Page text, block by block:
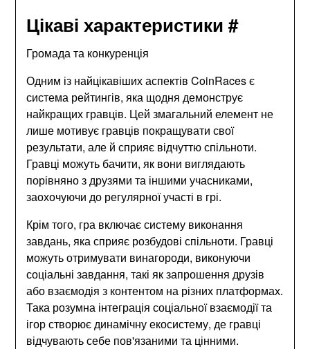
Цікаві характеристики #
Громада та конкуренція
Одним із найцікавіших аспектів CoinRaces є
система рейтингів, яка щодня демонструє
найкращих гравців. Цей змагальний елемент не
лише мотивує гравців покращувати свої
результати, але й сприяє відчуттю спільноти.
Гравці можуть бачити, як вони виглядають
порівняно з друзями та іншими учасниками,
заохочуючи до регулярної участі в грі.
Крім того, гра включає систему виконання
завдань, яка сприяє розбудові спільноти. Гравці
можуть отримувати винагороди, виконуючи
соціальні завдання, такі як запрошення друзів
або взаємодія з контентом на різних платформах.
Така розумна інтеграція соціальної взаємодії та
ігор створює динамічну екосистему, де гравці
відчувають себе пов'язаними та цінними.